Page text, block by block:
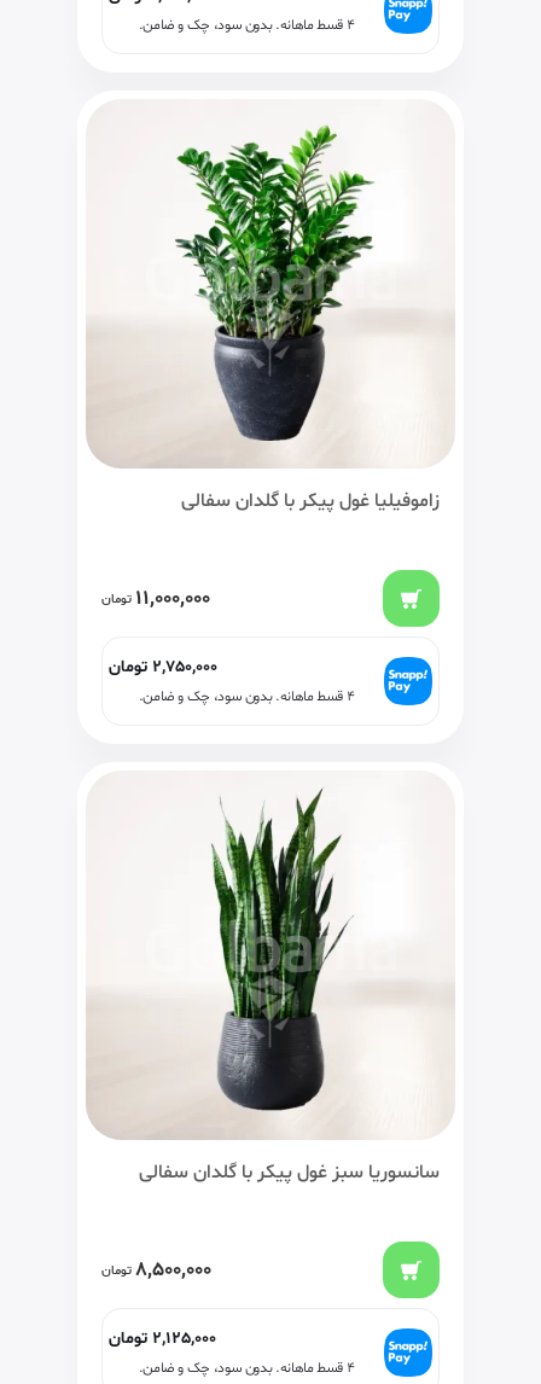
۴ قسط ماهانه. بدون سود، چک و ضامن.
زاموفیلیا غول پیکر با گلدان سفالی
11,000,000 تومان
2,750,000 تومان
۴ قسط ماهانه. بدون سود، چک و ضامن.
سانسوریا سبز غول پیکر با گلدان سفالی
8,500,000 تومان
2,125,000 تومان
۴ قسط ماهانه. بدون سود، چک و ضامن.